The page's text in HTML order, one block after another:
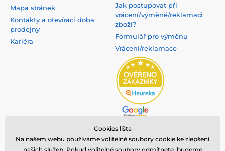
Mapa stránek
Kontakty a otevírací doba
prodejny
Kariéra
Jak postupovat při
vrácení/výměně/reklamaci
zboží?
Formulář pro výměnu
Vrácení/reklamace
Cookies lišta
Na našem webu používáme volitelné soubory cookie ke zlepšení